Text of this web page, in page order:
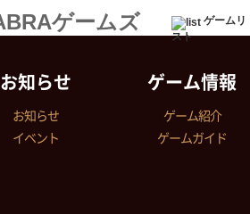
ゲームリ
スト
お知らせ
お知らせ
イベント
ゲーム情報
ゲーム紹介
ゲームガイド